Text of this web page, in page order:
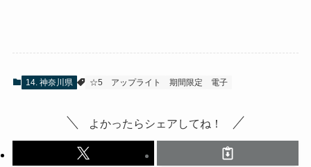
14. 神奈川県 ☆5 アップライト 期間限定 電子
よかったらシェアしてね！